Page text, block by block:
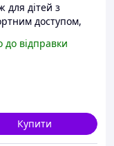
для дітей з
доступом,
сіткою дому з
до відправки
Купити